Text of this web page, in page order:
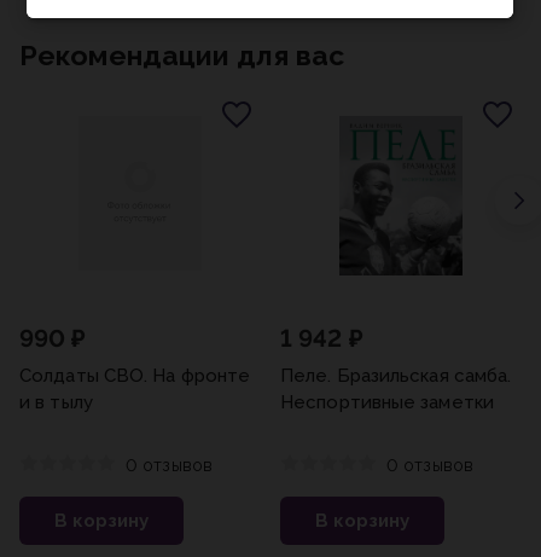
Рекомендации для вас
990 ₽
Солдаты СВО. На фронте
и в тылу
0 отзывов
В корзину
1 942 ₽
Пеле. Бразильская самба.
Неспортивные заметки
0 отзывов
В корзину